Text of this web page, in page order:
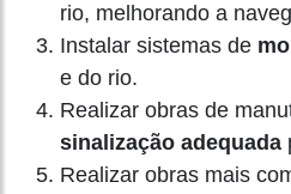
rio, melhorando a
Instalar sistemas de
e do rio.
Realizar obras de
sinalização adequada
Realizar obras mais